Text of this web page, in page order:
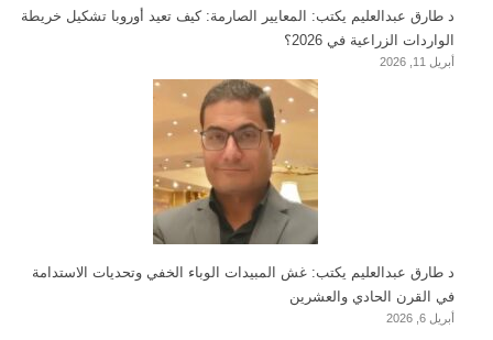
د طارق عبدالعليم يكتب: المعايير الصارمة: كيف تعيد أوروبا تشكيل خريطة
الواردات الزراعية في 2026؟
أبريل 11, 2026
د طارق عبدالعليم يكتب: غش المبيدات الوباء الخفي وتحديات الاستدامة
في القرن الحادي والعشرين
أبريل 6, 2026